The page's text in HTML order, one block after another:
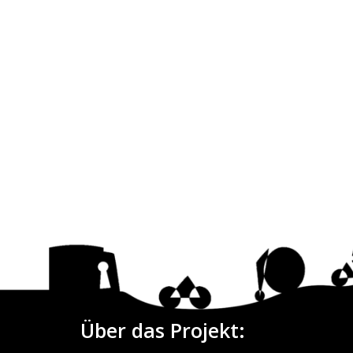
Über das Projekt: